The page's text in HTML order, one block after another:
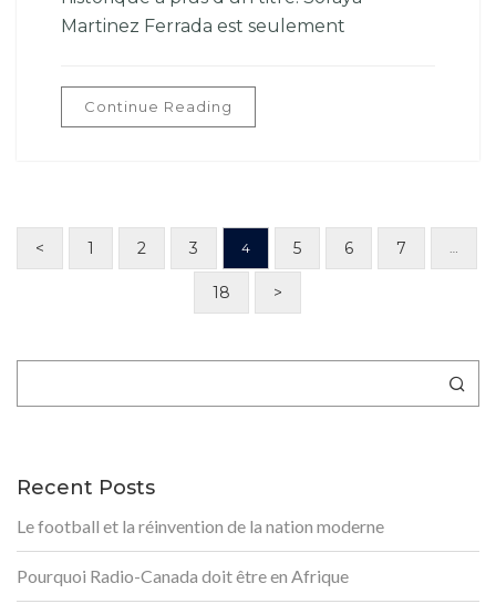
Martinez Ferrada est seulement
Continue Reading
< 1 2 3 4 5 6 7 …
18 >
Recent Posts
Le football et la réinvention de la nation moderne
Pourquoi Radio-Canada doit être en Afrique